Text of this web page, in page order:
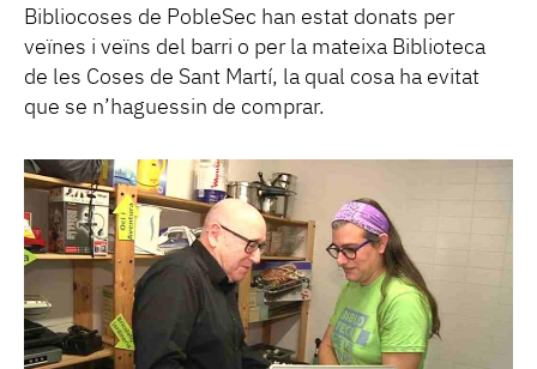
Bibliocoses de PobleSec han estat donats per
veïnes i veïns del barri o per la mateixa Biblioteca
de les Coses de Sant Martí, la qual cosa ha evitat
que se n’haguessin de comprar.